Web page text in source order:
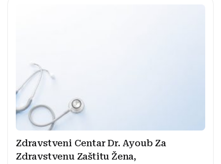
Zdravstveni Centar Dr. Ayoub Za
Zdravstvenu Zaštitu Žena,